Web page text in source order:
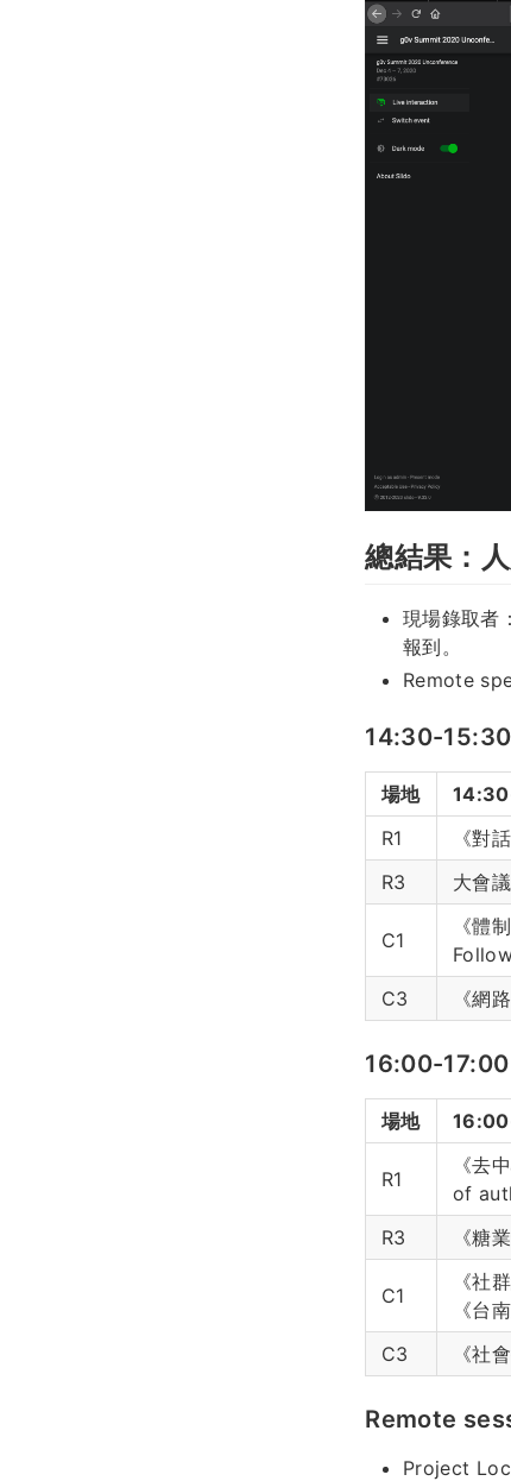
總結果：
現場錄取者
報到。
Remote
14:30-15:30
場地
R1
《對
R3
大會
C1
《體
C3
《網
16:00-17:00
場地
R1
《去
of
R3
《糖
C1
《社
《台
C3
《社
Remote
Project